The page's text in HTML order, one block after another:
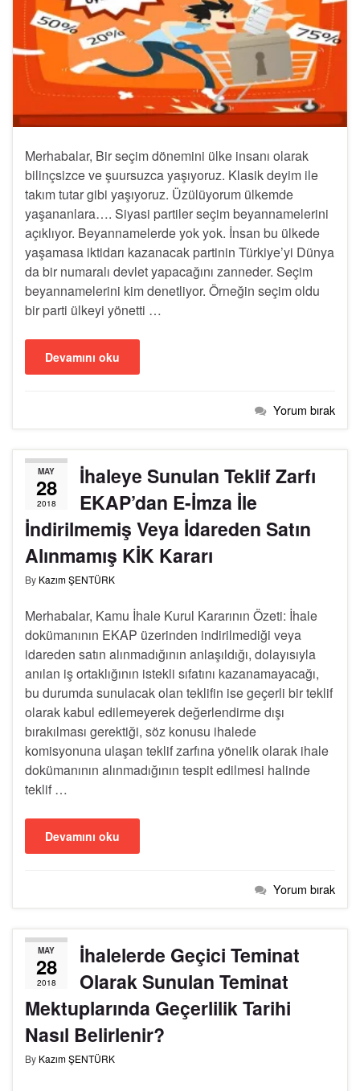
Merhabalar, Bir seçim dönemini ülke insanı olarak
bilinçsizce ve şuursuzca yaşıyoruz. Klasik deyim ile
takım tutar gibi yaşıyoruz. Üzülüyorum ülkemde
yaşananlara…. Siyasi partiler seçim beyannamelerini
açıklıyor. Beyannamelerde yok yok. İnsan bu ülkede
yaşamasa iktidarı kazanacak partinin Türkiye’yi Dünya
da bir numaralı devlet yapacağını zanneder. Seçim
beyannamelerini kim denetliyor. Örneğin seçim oldu
bir parti ülkeyi yönetti …
Devamını oku
Yorum bırak
MAY
28
2018
İhaleye Sunulan Teklif Zarfı
EKAP’dan E-İmza İle
İndirilmemiş Veya İdareden Satın
Alınmamış KİK Kararı
By Kazım ŞENTÜRK
Merhabalar, Kamu İhale Kurul Kararının Özeti: İhale
dokümanının EKAP üzerinden indirilmediği veya
idareden satın alınmadığının anlaşıldığı, dolayısıyla
anılan iş ortaklığının istekli sıfatını kazanamayacağı,
bu durumda sunulacak olan teklifin ise geçerli bir teklif
olarak kabul edilemeyerek değerlendirme dışı
bırakılması gerektiği, söz konusu ihalede
komisyonuna ulaşan teklif zarfına yönelik olarak ihale
dokümanının alınmadığının tespit edilmesi halinde
teklif …
Devamını oku
Yorum bırak
MAY
28
2018
İhalelerde Geçici Teminat
Olarak Sunulan Teminat
Mektuplarında Geçerlilik Tarihi
Nasıl Belirlenir?
By Kazım ŞENTÜRK